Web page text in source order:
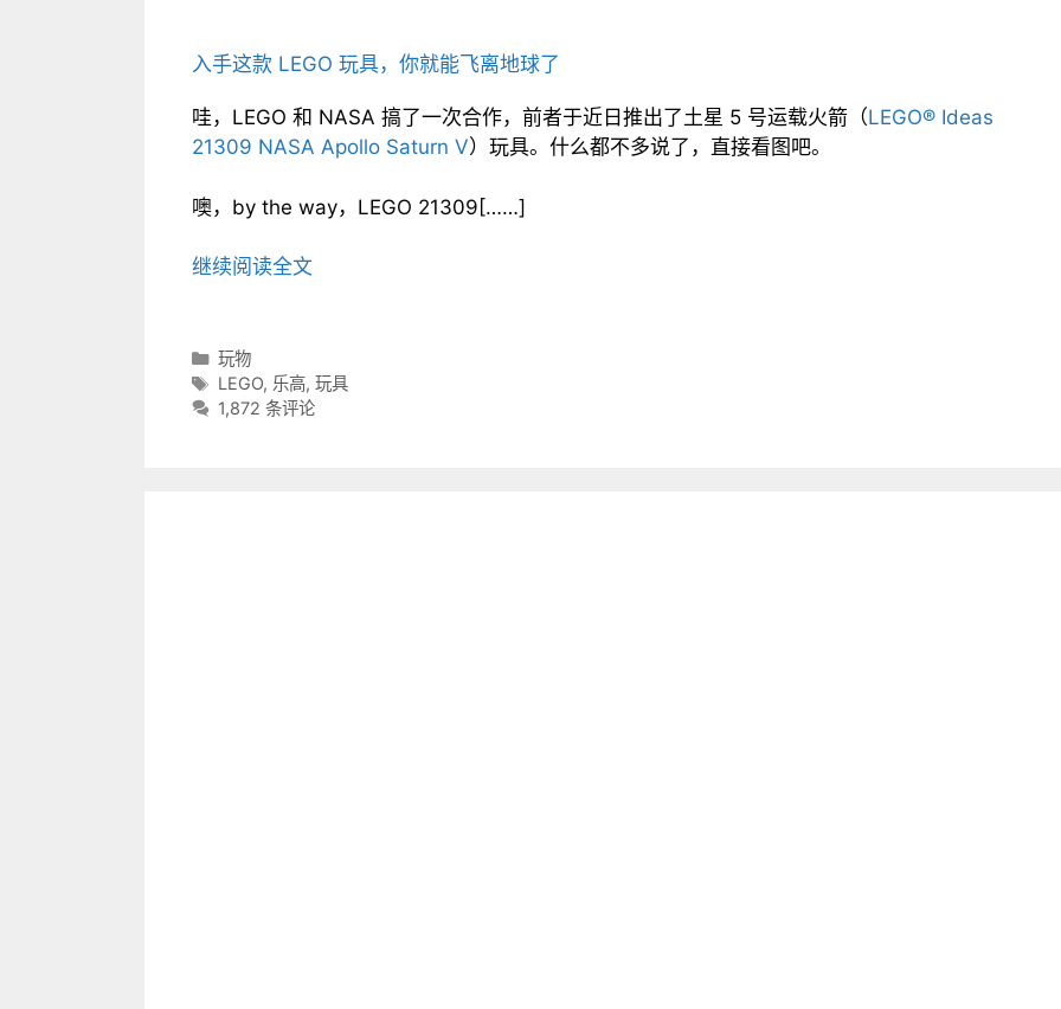
入手这款 LEGO 玩具，你就能飞离地球了
哇，LEGO 和 NASA 搞了一次合作，前者于近日推出了土星 5 号运载火箭（LEGO® Ideas
21309 NASA Apollo Saturn V）玩具。什么都不多说了，直接看图吧。
噢，by the way，LEGO 21309[……]
继续阅读全文
分
类
目
玩物
标
签
LEGO, 乐高, 玩具
1,872 条评论